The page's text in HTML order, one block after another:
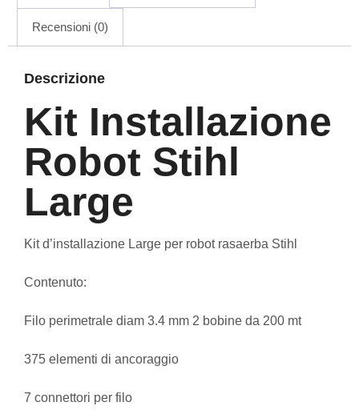
Recensioni (0)
Descrizione
Kit Installazione
Robot Stihl
Large
Kit d’installazione Large per robot rasaerba Stihl
Contenuto:
Filo perimetrale diam 3.4 mm 2 bobine da 200 mt
375 elementi di ancoraggio
7 connettori per filo